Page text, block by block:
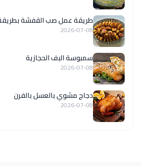
طريقة عمل صب القفشة
2026-07-08
سمبوسة البف الحجازية
2026-07-08
دجاج مشوي بالعسل بالفرن
2026-07-08